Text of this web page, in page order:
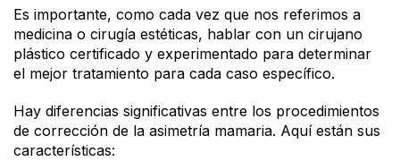
Es importante, como cada vez que nos referimos a
medicina o cirugía estéticas, hablar con un cirujano
plástico certificado y experimentado para determinar
el mejor tratamiento para cada caso específico.
Hay diferencias significativas entre los procedimientos
de corrección de la asimetría mamaria. Aquí están sus
características: